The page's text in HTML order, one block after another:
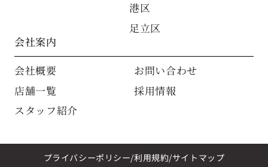
港区
足立区
会社案内
会社概要
店舗一覧
スタッフ紹介
お問い合わせ
採用情報
プライバシーポリシー 利用規約 サイトマップ